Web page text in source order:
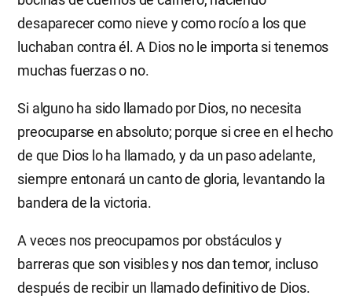
desaparecer como nieve y como rocío a los que
luchaban contra él. A Dios no le importa si tenemos
muchas fuerzas o no.
Si alguno ha sido llamado por Dios, no necesita
preocuparse en absoluto; porque si cree en el hecho
de que Dios lo ha llamado, y da un paso adelante,
siempre entonará un canto de gloria, levantando la
bandera de la victoria.
A veces nos preocupamos por obstáculos y
barreras que son visibles y nos dan temor, incluso
después de recibir un llamado definitivo de Dios.